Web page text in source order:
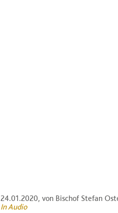
24.01.2020, von Bischof Stefan
In Audio